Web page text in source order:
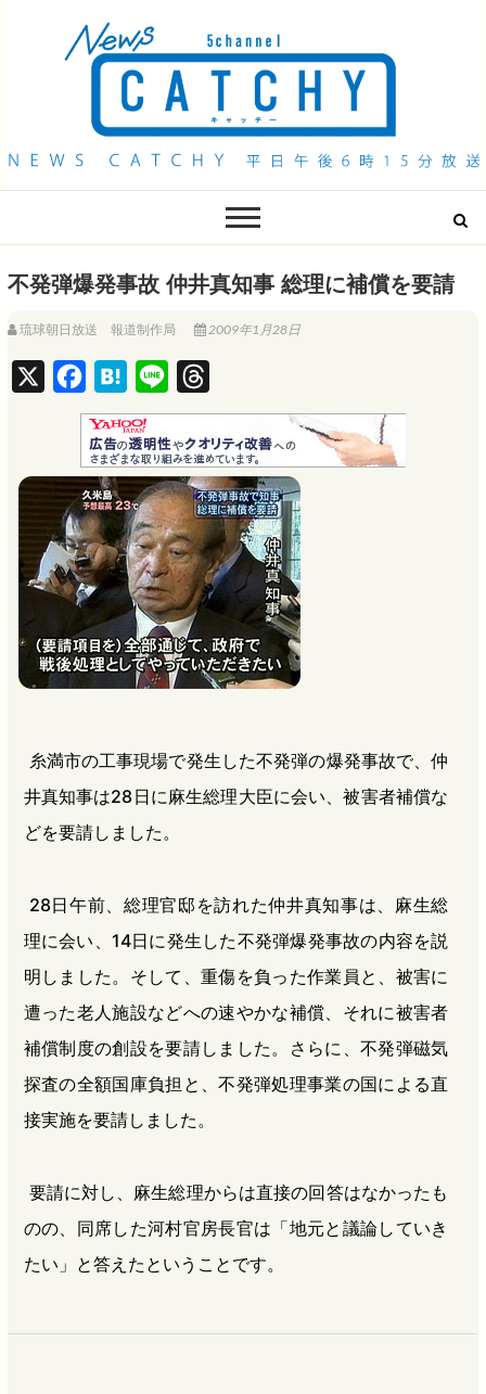
QAB NEWS Headline
不発弾爆発事故 仲井真知事 総理に補償を要請
琉球朝日放送 報道制作局 2009年1月28日
a
c
e
b
o
o
k
H
a
t
e
n
a
i
n
e
h
r
e
a
d
s
糸満市の工事現場で発生した不発弾の爆発事故で、仲
井真知事は28日に麻生総理大臣に会い、被害者補償な
どを要請しました。
28日午前、総理官邸を訪れた仲井真知事は、麻生総
理に会い、14日に発生した不発弾爆発事故の内容を説
明しました。そして、重傷を負った作業員と、被害に
遭った老人施設などへの速やかな補償、それに被害者
補償制度の創設を要請しました。さらに、不発弾磁気
探査の全額国庫負担と、不発弾処理事業の国による直
接実施を要請しました。
要請に対し、麻生総理からは直接の回答はなかったも
のの、同席した河村官房長官は「地元と議論していき
たい」と答えたということです。